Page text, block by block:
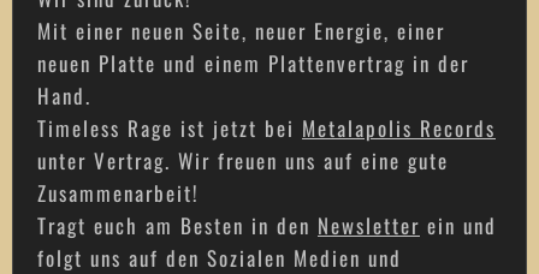
Mit einer neuen Seite, neuer Energie, einer
neuen Platte und einem Plattenvertrag in der
Hand.
Timeless Rage ist jetzt bei Metalapolis Records
unter Vertrag. Wir freuen uns auf eine gute
Zusammenarbeit!
Tragt euch am Besten in den Newsletter ein und
folgt uns auf den Sozialen Medien und